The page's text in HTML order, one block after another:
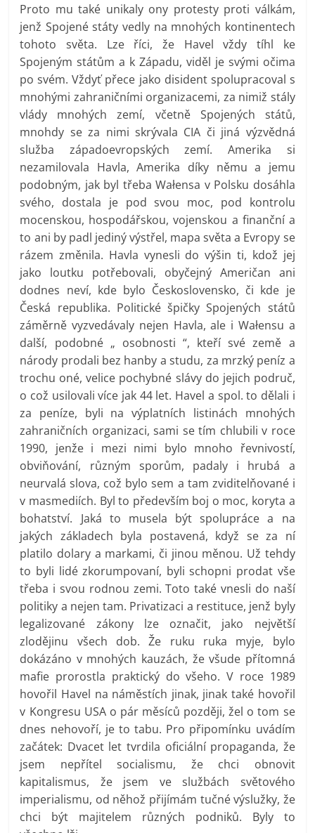
Proto mu také unikaly ony protesty proti válkám,
jenž Spojené státy vedly na mnohých kontinentech
tohoto světa. Lze říci, že Havel vždy tíhl ke
Spojeným státům a k Západu, viděl je svými očima
po svém. Vždyť přece jako disident spolupracoval s
mnohými zahraničními organizacemi, za nimiž stály
vlády mnohých zemí, včetně Spojených států,
mnohdy se za nimi skrývala CIA či jiná výzvědná
služba západoevropských zemí. Amerika si
nezamilovala Havla, Amerika díky němu a jemu
podobným, jak byl třeba Wałensa v Polsku dosáhla
svého, dostala je pod svou moc, pod kontrolu
mocenskou, hospodářskou, vojenskou a finanční a
to ani by padl jediný výstřel, mapa světa a Evropy se
rázem změnila. Havla vynesli do výšin ti, kdož jej
jako loutku potřebovali, obyčejný Američan ani
dodnes neví, kde bylo Československo, či kde je
Česká republika. Politické špičky Spojených států
záměrně vyzvedávaly nejen Havla, ale i Wałensu a
další, podobné „ osobnosti “, kteří své země a
národy prodali bez hanby a studu, za mrzký peníz a
trochu oné, velice pochybné slávy do jejich područ,
o což usilovali více jak 44 let. Havel a spol. to dělali i
za peníze, byli na výplatních listinách mnohých
zahraničních organizaci, sami se tím chlubili v roce
1990, jenže i mezi nimi bylo mnoho řevnivostí,
obviňování, různým sporům, padaly i hrubá a
neurvalá slova, což bylo sem a tam zviditelňované i
v masmediích. Byl to především boj o moc, koryta a
bohatství. Jaká to musela být spolupráce a na
jakých základech byla postavená, když se za ní
platilo dolary a markami, či jinou měnou. Už tehdy
to byli lidé zkorumpovaní, byli schopni prodat vše
třeba i svou rodnou zemi. Toto také vnesli do naší
politiky a nejen tam. Privatizaci a restituce, jenž byly
legalizované zákony lze označit, jako největší
zlodějinu všech dob. Že ruku ruka myje, bylo
dokázáno v mnohých kauzách, že všude přítomná
mafie prorostla praktický do všeho. V roce 1989
hovořil Havel na náměstích jinak, jinak také hovořil
v Kongresu USA o pár měsíců později, žel o tom se
dnes nehovoří, je to tabu. Pro připomínku uvádím
začátek: Dvacet let tvrdila oficiální propaganda, že
jsem nepřítel socialismu, že chci obnovit
kapitalismus, že jsem ve službách světového
imperialismu, od něhož přijímám tučné výslužky, že
chci být majitelem různých podniků. Byly to